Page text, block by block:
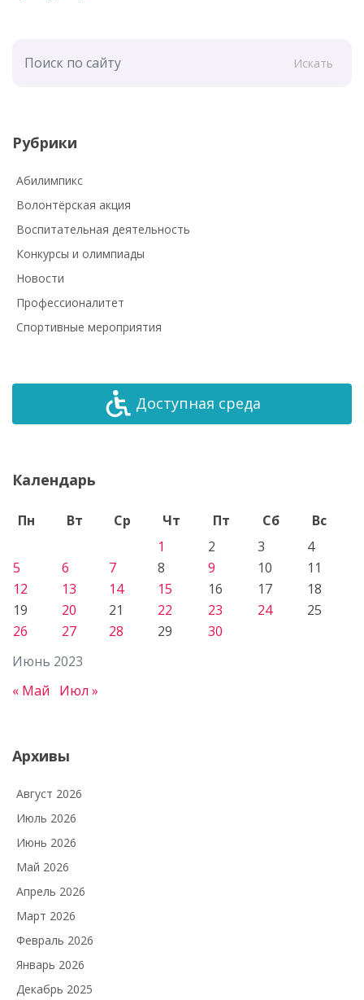
Искать
Рубрики
Абилимпикс
Волонтёрская акция
Воспитательная деятельность
Конкурсы и олимпиады
Новости
Профессионалитет
Спортивные мероприятия
Доступная среда
Календарь
Июнь 2023
Пн Вт Ср Чт Пт Сб
Вс
1
2 3
4
5
6 7 8 9 10
11
12
13 14 15 16 17
18
19
20 21 22 23 24
25
26
27 28 29 30
« Май Июл »
Архивы
Август 2026
Июль 2026
Июнь 2026
Май 2026
Апрель 2026
Март 2026
Февраль 2026
Январь 2026
Декабрь 2025